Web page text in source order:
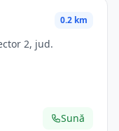
0.2 km
Sună